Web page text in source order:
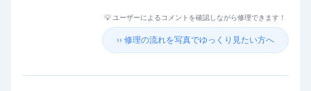
💡 ユーザーによるコメントを確認しながら修理できます！
›› 修理の流れを写真でゆっくり見たい方へ